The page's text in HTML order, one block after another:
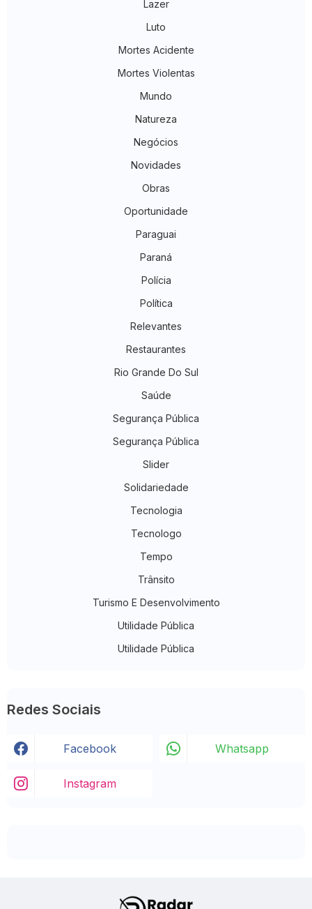
Lazer
Luto
Mortes Acidente
Mortes Violentas
Mundo
Natureza
Negócios
Novidades
Obras
Oportunidade
Paraguai
Paraná
Polícia
Política
Relevantes
Restaurantes
Rio Grande Do Sul
Saúde
Segurança Pública
Segurança Pública
Slider
Solidariedade
Tecnologia
Tecnologo
Tempo
Trânsito
Turismo E Desenvolvimento
Utilidade Pública
Utilidade Pública
Redes Sociais
Facebook Whatsapp
Instagram